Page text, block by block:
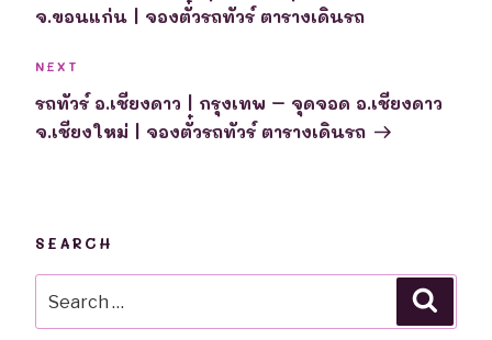
จ.ขอนแก่น | จองตั๋วรถทัวร์ ตารางเดินรถ
Next
Post
NEXT
รถทัวร์ อ.เชียงดาว | กรุงเทพ – จุดจอด อ.เชียงดาว
จ.เชียงใหม่ | จองตั๋วรถทัวร์ ตารางเดินรถ
SEARCH
for: